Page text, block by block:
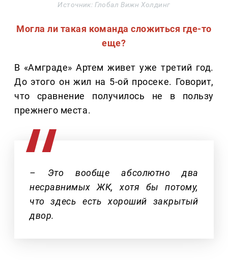
Источник: Глобал Вижн Холдинг
Могла ли такая команда сложиться где-то
еще?
В «Амграде» Артем живет уже третий год.
До этого он жил на 5-ой просеке. Говорит,
что сравнение получилось не в пользу
прежнего места.
– Это вообще абсолютно два
несравнимых ЖК, хотя бы потому,
что здесь есть хороший закрытый
двор.